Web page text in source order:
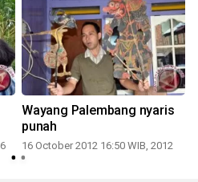
Wayang Palembang nyaris
punah
16 October 2012 16:50 WIB, 2012